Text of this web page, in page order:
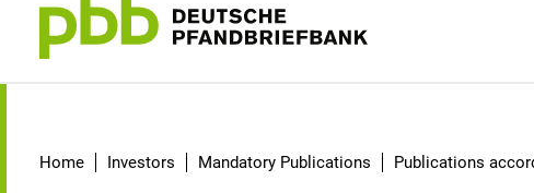
Home Investors Mandatory Publications Publications